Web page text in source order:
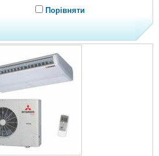
Порівняти